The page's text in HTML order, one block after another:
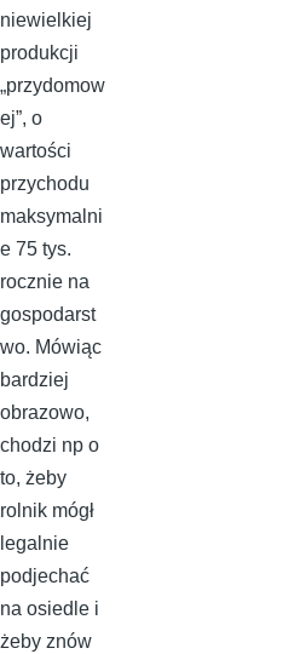
niewielkiej
produkcji
„przydomow
ej”, o
wartości
przychodu
maksymalni
e 75 tys.
rocznie na
gospodarst
wo. Mówiąc
bardziej
obrazowo,
chodzi np o
to, żeby
rolnik mógł
legalnie
podjechać
na osiedle i
żeby znów